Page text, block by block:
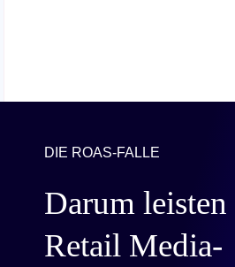
DIE ROAS-FALLE
Darum leisten
Retail Media-